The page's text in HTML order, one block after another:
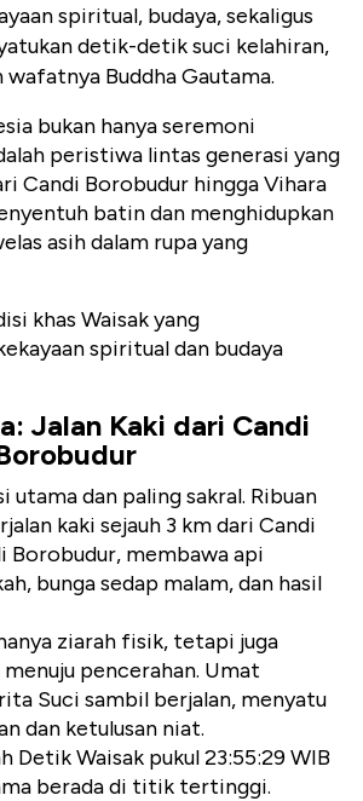
spiritual, budaya, sekaligus
detik-detik suci kelahiran,
wafatnya Buddha Gautama.
bukan hanya seremoni
peristiwa lintas generasi yang
Candi Borobudur hingga Vihara
batin dan menghidupkan
asih dalam rupa yang
khas Waisak yang
spiritual dan budaya
Jalan Kaki dari Candi
utama dan paling sakral. Ribuan
kaki sejauh 3 km dari Candi
Borobudur, membawa api
bunga sedap malam, dan hasil
ziarah fisik, tetapi juga
pencerahan. Umat
Suci sambil berjalan, menyatu
dan ketulusan niat.
Detik Waisak pukul23:55:29 WIB
berada di titik tertinggi.